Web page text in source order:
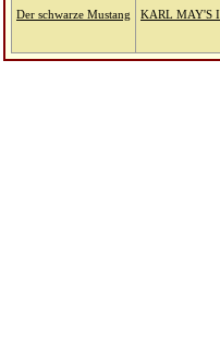
Der schwarze Mustang KARL MAY'S